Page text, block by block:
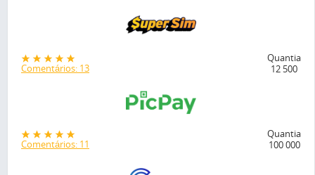
Comentários: 13
Quantia
12 500
Comentários: 11
Quantia
100 000